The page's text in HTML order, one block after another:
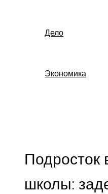
Дело
Экономика
Подросток
школы: